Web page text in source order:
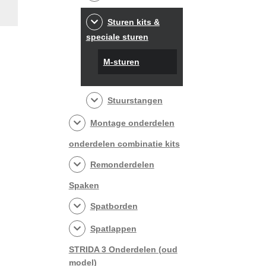
Sturen kits &
speciale sturen
M-sturen
Stuurstangen
Montage onderdelen
onderdelen combinatie kits
Remonderdelen
Spaken
Spatborden
Spatlappen
STRIDA 3 Onderdelen (oud
model)